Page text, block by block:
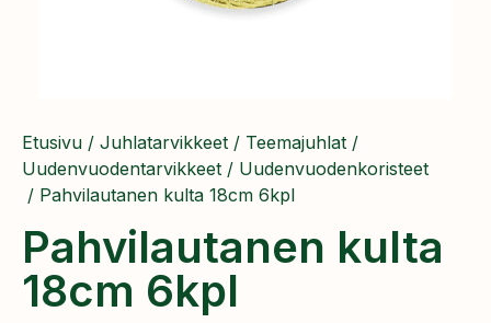
Etusivu / Juhlatarvikkeet / Teemajuhlat /
Uudenvuodentarvikkeet / Uudenvuodenkoristeet
/ Pahvilautanen kulta 18cm 6kpl
Pahvilautanen kulta
18cm 6kpl